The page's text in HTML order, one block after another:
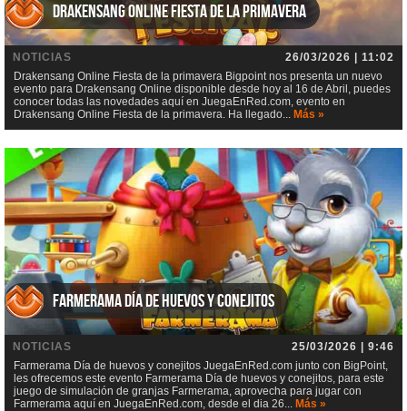
Drakensang Online Fiesta de la primavera
NOTICIAS
26/03/2026 | 11:02
Drakensang Online Fiesta de la primavera Bigpoint nos presenta un nuevo
evento para Drakensang Online disponible desde hoy al 16 de Abril, puedes
conocer todas las novedades aquí en JuegaEnRed.com, evento en
Drakensang Online Fiesta de la primavera. Ha llegado... Más »
Farmerama Día de huevos y conejitos
NOTICIAS
25/03/2026 | 9:46
Farmerama Día de huevos y conejitos JuegaEnRed.com junto con BigPoint,
les ofrecemos este evento Farmerama Día de huevos y conejitos, para este
juego de simulación de granjas Farmerama, aprovecha para jugar con
Farmerama aquí en JuegaEnRed.com, desde el dia 26... Más »